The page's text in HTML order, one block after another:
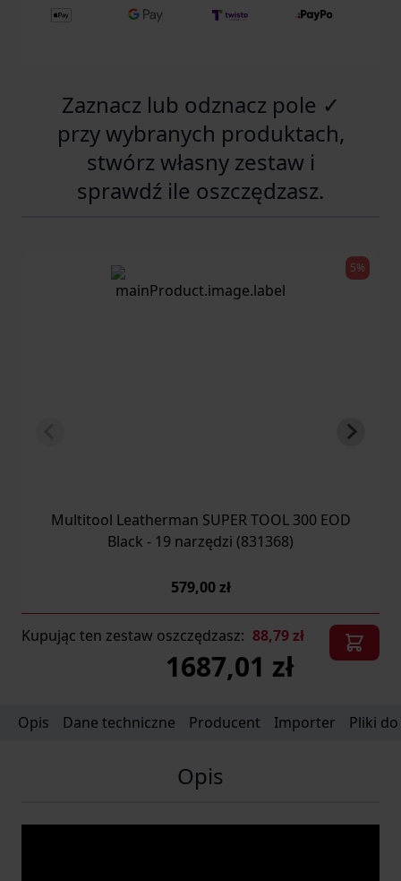
Zaznacz lub odznacz pole ✓
przy wybranych produktach,
stwórz własny zestaw i
sprawdź ile oszczędzasz.
5%
Multitool Leatherman SUPER TOOL 300 EOD
Black - 19 narzędzi (831368)
579,00 zł
Kupując ten zestaw oszczędzasz: 88,79 zł
1687,01 zł
Opis Dane techniczne Producent Importer Pliki
Opis